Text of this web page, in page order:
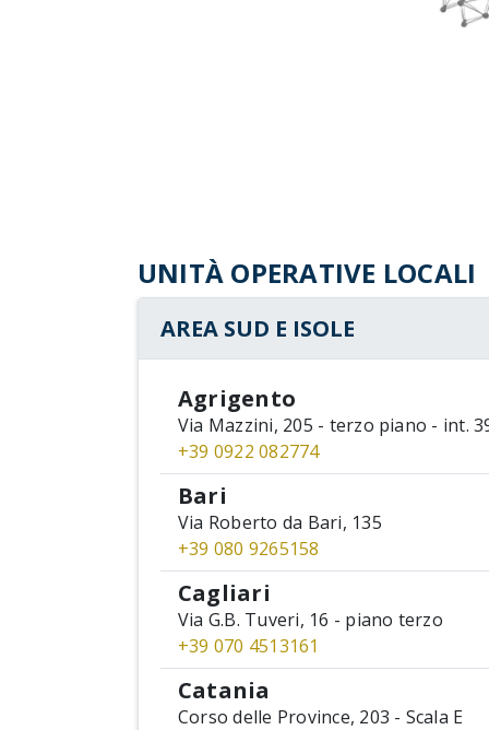
UNITÀ OPERATIVE LOCALI
AREA SUD E ISOLE
Agrigento
Via Mazzini, 205 - terzo piano - int.
+39 0922 082774
Bari
Via Roberto da Bari, 135
+39 080 9265158
Cagliari
Via G.B. Tuveri, 16 - piano terzo
+39 070 4513161
Catania
Corso delle Province, 203 - Scala E